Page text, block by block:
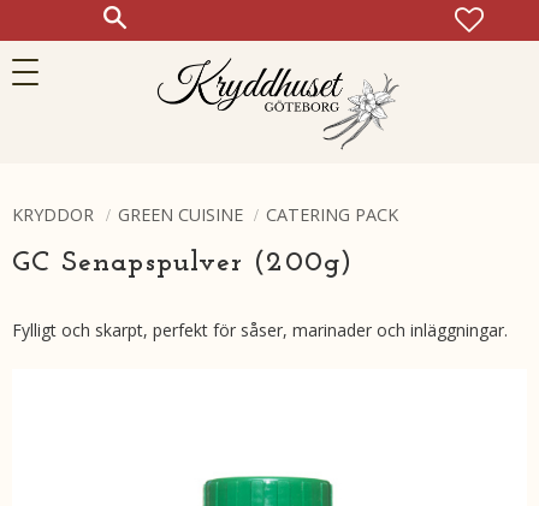
KRYDDOR GREEN CUISINE CATERING PACK
GC Senapspulver (200g)
Fylligt och skarpt, perfekt för såser, marinader och inläggningar.